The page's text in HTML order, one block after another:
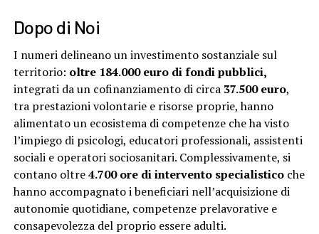
Dopo di Noi
I numeri delineano un investimento sostanziale sul
territorio: oltre 184.000 euro di fondi pubblici,
integrati da un cofinanziamento di circa37.500 euro,
tra prestazioni volontarie e risorse proprie, hanno
alimentato un ecosistema di competenze che ha visto
l’impiego di psicologi, educatori professionali, assistenti
sociali e operatori sociosanitari. Complessivamente, si
contano oltre4.700 ore di intervento specialisticoche
hanno accompagnato i beneficiari nell’acquisizione di
autonomie quotidiane, competenze prelavorative e
consapevolezza del proprio essere adulti.